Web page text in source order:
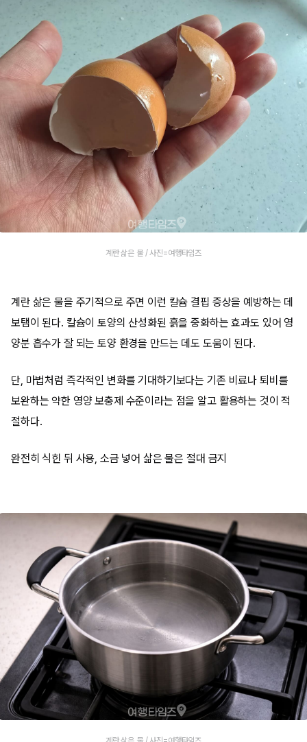
계란 삶은 물 / 사진=여행타임즈
계란 삶은 물을 주기적으로 주면 이런 칼슘 결핍 증상을 예방하는 데
보탬이 된다. 칼슘이 토양의 산성화된 흙을 중화하는 효과도 있어 영
양분 흡수가 잘 되는 토양 환경을 만드는 데도 도움이 된다.
단, 마법처럼 즉각적인 변화를 기대하기보다는 기존 비료나 퇴비를
보완하는 약한 영양 보충제 수준이라는 점을 알고 활용하는 것이 적
절하다.
완전히 식힌 뒤 사용, 소금 넣어 삶은 물은 절대 금지